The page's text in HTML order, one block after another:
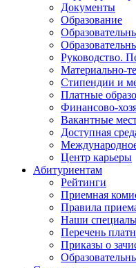
Документы
Образование
Руководство.
Материально-
Стипендии и
Платные
Финансово-
Вакантные
Доступная
Центр карьеры
Абитуриентам
Рейтинги
Приемная
Правила
Наши
Перечень
Приказы о